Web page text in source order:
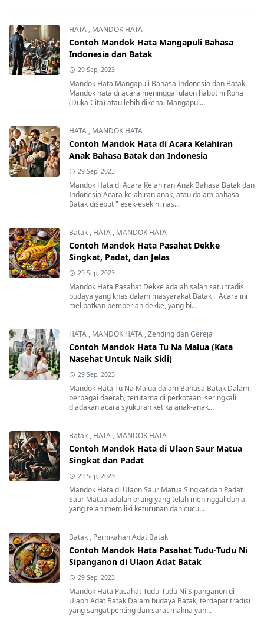
HATA , MANDOK HATA
Contoh Mandok Hata Mangapuli Bahasa
Indonesia dan Batak
29 Sep, 2023
Mandok Hata Mangapuli Bahasa Indonesia dan Batak
Mandok hata di acara meninggal ulaon habot ni Roha
(Duka Cita) atau lebih dikenal Mangapul...
HATA , MANDOK HATA
Contoh Mandok Hata di Acara Kelahiran
Anak Bahasa Batak dan Indonesia
29 Sep, 2023
Mandok Hata di Acara Kelahiran Anak Bahasa Batak dan
Indonesia Acara kelahiran anak, atau dalam bahasa
Batak disebut " esek-esek ni nas...
Batak , HATA , MANDOK HATA
Contoh Mandok Hata Pasahat Dekke
Singkat, Padat, dan Jelas
29 Sep, 2023
Mandok Hata Pasahat Dekke adalah salah satu tradisi
budaya yang khas dalam masyarakat Batak . Acara ini
melibatkan pemberian dekke, yang bi...
HATA , MANDOK HATA ,Zending dan Gereja
Contoh Mandok Hata Tu Na Malua (Kata
Nasehat Untuk Naik Sidi)
29 Sep, 2023
Mandok Hata Tu Na Malua dalam Bahasa Batak Dalam
berbagai daerah, terutama di perkotaan, seringkali
diadakan acara syukuran ketika anak-anak...
Batak , HATA , MANDOK HATA
Contoh Mandok Hata di Ulaon Saur Matua
Singkat dan Padat
29 Sep, 2023
Mandok Hata di Ulaon Saur Matua Singkat dan Padat
Saur Matua adalah orang yang telah meninggal dunia
yang telah memiliki keturunan dan cucu...
Batak , Pernikahan Adat Batak
Contoh Mandok Hata Pasahat Tudu-Tudu Ni
Sipanganon di Ulaon Adat Batak
29 Sep, 2023
Mandok Hata Pasahat Tudu-Tudu Ni Sipanganon di
Ulaon Adat Batak Dalam budaya Batak, terdapat tradisi
yang sangat penting dan sarat makna yan...